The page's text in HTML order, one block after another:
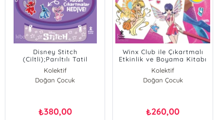
Disney Stitch
(Ciltli);Parıltılı Tatil
Çantam Etkinlik ve
Boyama Kitabı
Kolektif
Doğan Çocuk
₺380,00
Winx Club ile Çıkartmalı
Etkinlik ve Boyama Kitabı
(Ciltli)
Kolektif
Doğan Çocuk
₺260,00